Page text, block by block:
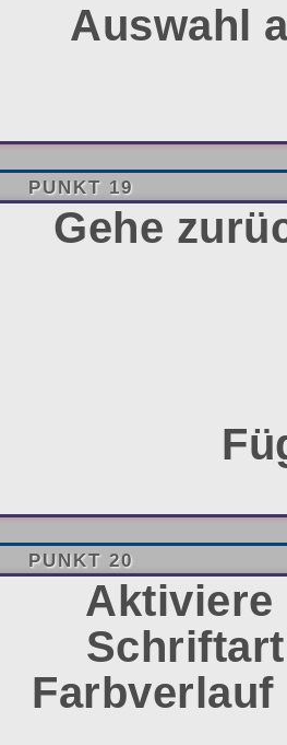
Auswahl
PUNKT 19
Gehe
PUNKT 20
Aktiviere
Farbverlauf